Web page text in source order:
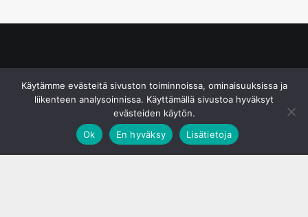
Käytämme evästeitä sivuston toiminnoissa, ominaisuuksissa ja
liikenteen analysoinnissa. Käyttämällä sivustoa hyväksyt
evästeiden käytön.
Ok
En hyväksy Lisätietoja